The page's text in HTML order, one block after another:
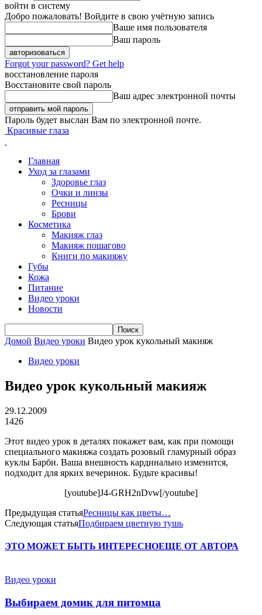
войти в систему
Добро пожаловать! Войдите в свою учётную запись
Ваше имя пользователя
Ваш пароль
Forgot your password? Get help
восстановление пароля
Восстановите свой пароль
Ваш адрес электронной почты
Пароль будет выслан Вам по электронной почте.
Красивые глаза
Главная
Уход за глазами
Здоровье глаз
Очки и линзы
Ресницы
Брови
Косметика
Макияж глаз
Макияж пошагово
Книги по макияжу
Губы
Кожа
Питание
Видео уроки
Новости
Домой Видео уроки Видео урок кукольный макияж
Видео уроки
Видео урок кукольный макияж
29.12.2009
1426
Этот видео урок в деталях покажет вам, как при помощи
специального макияжа создать розовый гламурный образ
куклы Барби. Ваша внешность кардинально изменится,
подходит для ярких вечеринок. Будьте красивы!
[youtube]J4-GRH2nDvw[/youtube]
Предыдущая статьяРесницы как цветы…
Следующая статьяПодбираем цветную тушь
ЭТО МОЖЕТ БЫТЬ ИНТЕРЕСНОЕЩЕ ОТ АВТОРА
Видео уроки
Выбираем домик для питомца